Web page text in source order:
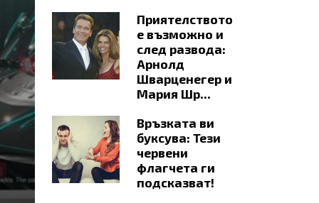
Приятелството
е възможно и
след развода:
Арнолд
Шварценегер и
Мария Шр...
Връзката ви
буксува: Тези
червени
флагчета ги
подсказват!